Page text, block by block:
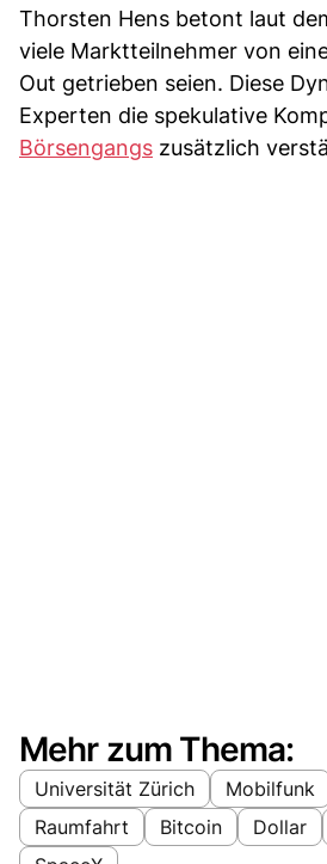
Thorsten Hens betont laut
viele Marktteilnehmer von
Out getrieben seien. Diese
Experten die spekulative
Börsengangs zusätzlich
Mehr zum Thema:
Universität Zürich Mobilfunk
Raumfahrt
Bitcoin Dollar